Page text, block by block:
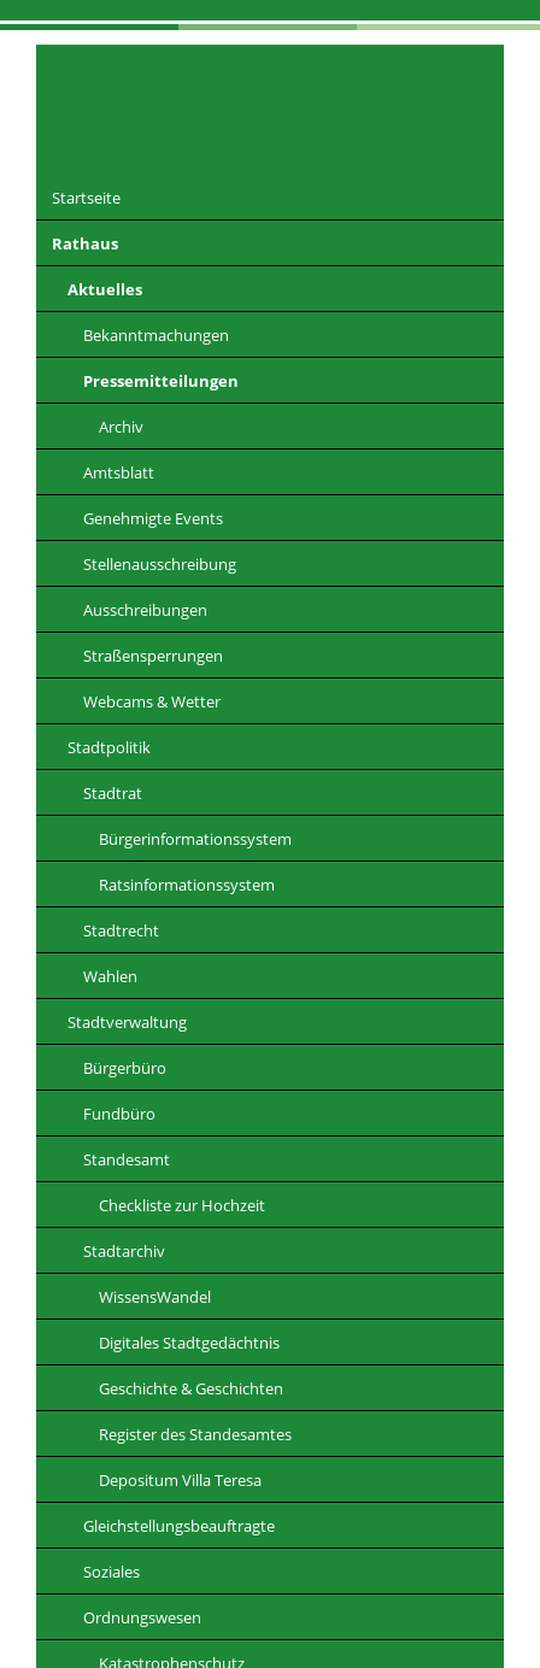
DE EN CZ PL
Startseite
Rathaus
Aktuelles
Bekanntmachungen
Pressemitteilungen
Archiv
Amtsblatt
Genehmigte Events
Stellenausschreibung
Ausschreibungen
Straßensperrungen
Webcams & Wetter
Stadtpolitik
Stadtrat
Bürgerinformationssystem
Ratsinformationssystem
Stadtrecht
Wahlen
Stadtverwaltung
Bürgerbüro
Fundbüro
Standesamt
Checkliste zur Hochzeit
Stadtarchiv
WissensWandel
Digitales Stadtgedächtnis
Geschichte & Geschichten
Register des Standesamtes
Depositum Villa Teresa
Gleichstellungsbeauftragte
Soziales
Ordnungswesen
Katastrophenschutz